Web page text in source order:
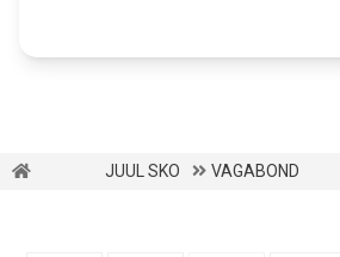
JUUL SKO VAGABOND